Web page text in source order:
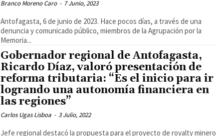
Branco Moreno Caro - 7 Junio, 2023
Antofagasta, 6 de junio de 2023. Hace pocos días, a través de una
denuncia y comunicado público, miembros de la Agrupación por la
Memoria...
Gobernador regional de Antofagasta,
Ricardo Díaz, valoró presentación de
reforma tributaria: “Es el inicio para ir
logrando una autonomía financiera en
las regiones”
Carlos Ugas Lisboa - 3 Julio, 2022
Jefe regional destacó la propuesta para el proyecto de royalty minero